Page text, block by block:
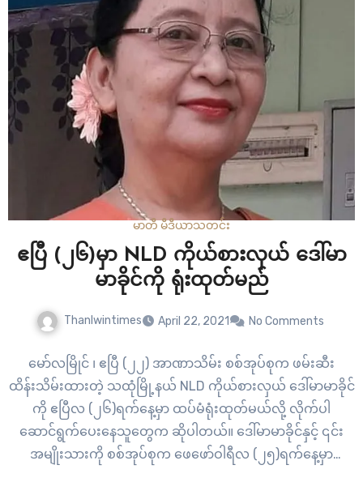
မာတီ မီဒီယာသတင်း
ဧပြီ (၂၆)မှာ NLD ကိုယ်စားလှယ် ဒေါ်မာ
မာခိုင်ကို ရုံးထုတ်မည်
Thanlwintimes April 22, 2021 No Comments
မော်လမြိုင် ၊ ဧပြီ (၂၂) အာဏာသိမ်း စစ်အုပ်စုက ဖမ်းဆီး
ထိန်းသိမ်းထားတဲ့ သထုံမြို့နယ် NLD ကိုယ်စားလှယ် ဒေါ်မာမာခိုင်
ကို ဧပြီလ (၂၆)ရက်နေ့မှာ ထပ်မံရုံးထုတ်မယ်လို့ လိုက်ပါ
ဆောင်ရွက်ပေးနေသူတွေက ဆိုပါတယ်။ ဒေါ်မာမာခိုင်နှင့် ၎င်း
အမျိုးသားကို စစ်အုပ်စုက ဖေဖော်ဝါရီလ (၂၅)ရက်နေ့မှာ